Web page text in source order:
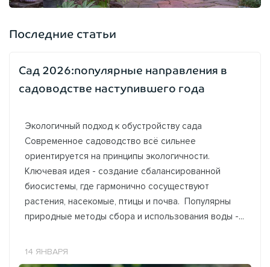
Последние статьи
Сад 2026:популярные направления в
садоводстве наступившего года
Экологичный подход к обустройству сада
Современное садоводство всё сильнее
ориентируется на принципы экологичности.
Ключевая идея - создание сбалансированной
биосистемы, где гармонично сосуществуют
растения, насекомые, птицы и почва. Популярны
природные методы сбора и использования воды -...
14 ЯНВАРЯ